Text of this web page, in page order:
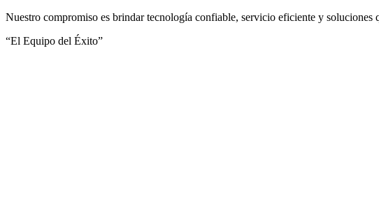
Nuestro compromiso es brindar tecnología confiable, servicio eficiente y soluciones
“El Equipo del Éxito”